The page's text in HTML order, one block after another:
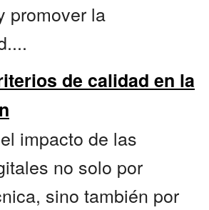
promover la
de calidad en la
impacto de las
no solo por
sino también por